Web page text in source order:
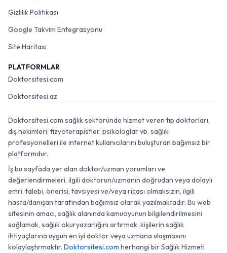
Gizlilik Politikası
Google Takvim Entegrasyonu
Site Haritası
PLATFORMLAR
Doktorsitesi.com
Doktorsitesi.az
Doktorsitesi.com sağlık sektöründe hizmet veren tıp doktorları,
diş hekimleri, fizyoterapistler, psikologlar vb. sağlık
profesyonelleri ile internet kullanıcılarını buluşturan bağımsız bir
platformdur.
İş bu sayfada yer alan doktor/uzman yorumları ve
değerlendirmeleri, ilgili doktorun/uzmanın doğrudan veya dolaylı
emri, talebi, önerisi, tavsiyesi ve/veya ricası olmaksızın, ilgili
hasta/danışan tarafından bağımsız olarak yazılmaktadır. Bu web
sitesinin amacı, sağlık alanında kamuoyunun bilgilendirilmesini
sağlamak, sağlık okuryazarlığını artırmak, kişilerin sağlık
ihtiyaçlarına uygun en iyi doktor veya uzmana ulaşmasını
kolaylaştırmaktır. Doktorsitesi.com herhangi bir Sağlık Hizmeti